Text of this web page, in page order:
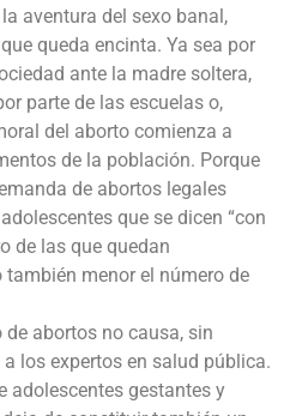
aventura del sexo banal,
queda encinta. Ya sea por
ante la madre soltera,
parte de las escuelas o,
del aborto comienza a
de la población. Porque
de abortos legales
que se dicen “con
de las que quedan
también menor el número de
abortos no causa, sin
los expertos en salud pública.
adolescentes gestantes y